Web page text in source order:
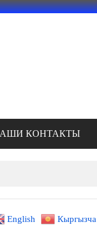
КОНТАКТЫ
English Кыргызча